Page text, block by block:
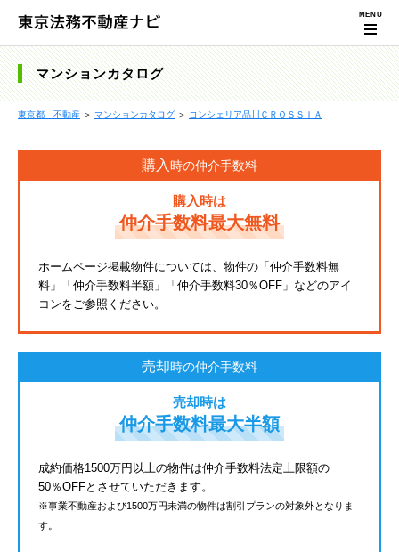
マンションカタログ
東京都 不動産 ＞ マンションカタログ ＞ コンシェリア品川ＣＲＯＳＳＩＡ
購入時の仲介手数料
購入時は
仲介手数料最大無料
ホームページ掲載物件については、物件の「仲介手数料無
料」「仲介手数料半額」「仲介手数料30％OFF」などのアイ
コンをご参照ください。
売却時の仲介手数料
売却時は
仲介手数料最大半額
成約価格1500万円以上の物件は仲介手数料法定上限額の
50％OFFとさせていただきます。
※事業不動産および1500万円未満の物件は割引プランの対象外となりま
す。